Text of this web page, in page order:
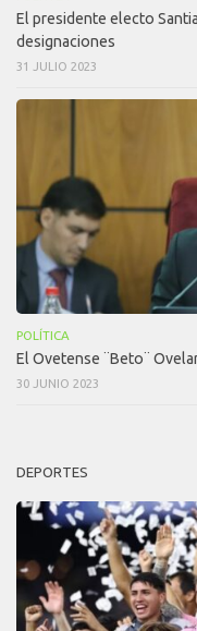
El presidente electo
designaciones
31 JULIO 2023
POLÍTICA
El Ovetense ¨Beto¨
30 JUNIO 2023
DEPORTES